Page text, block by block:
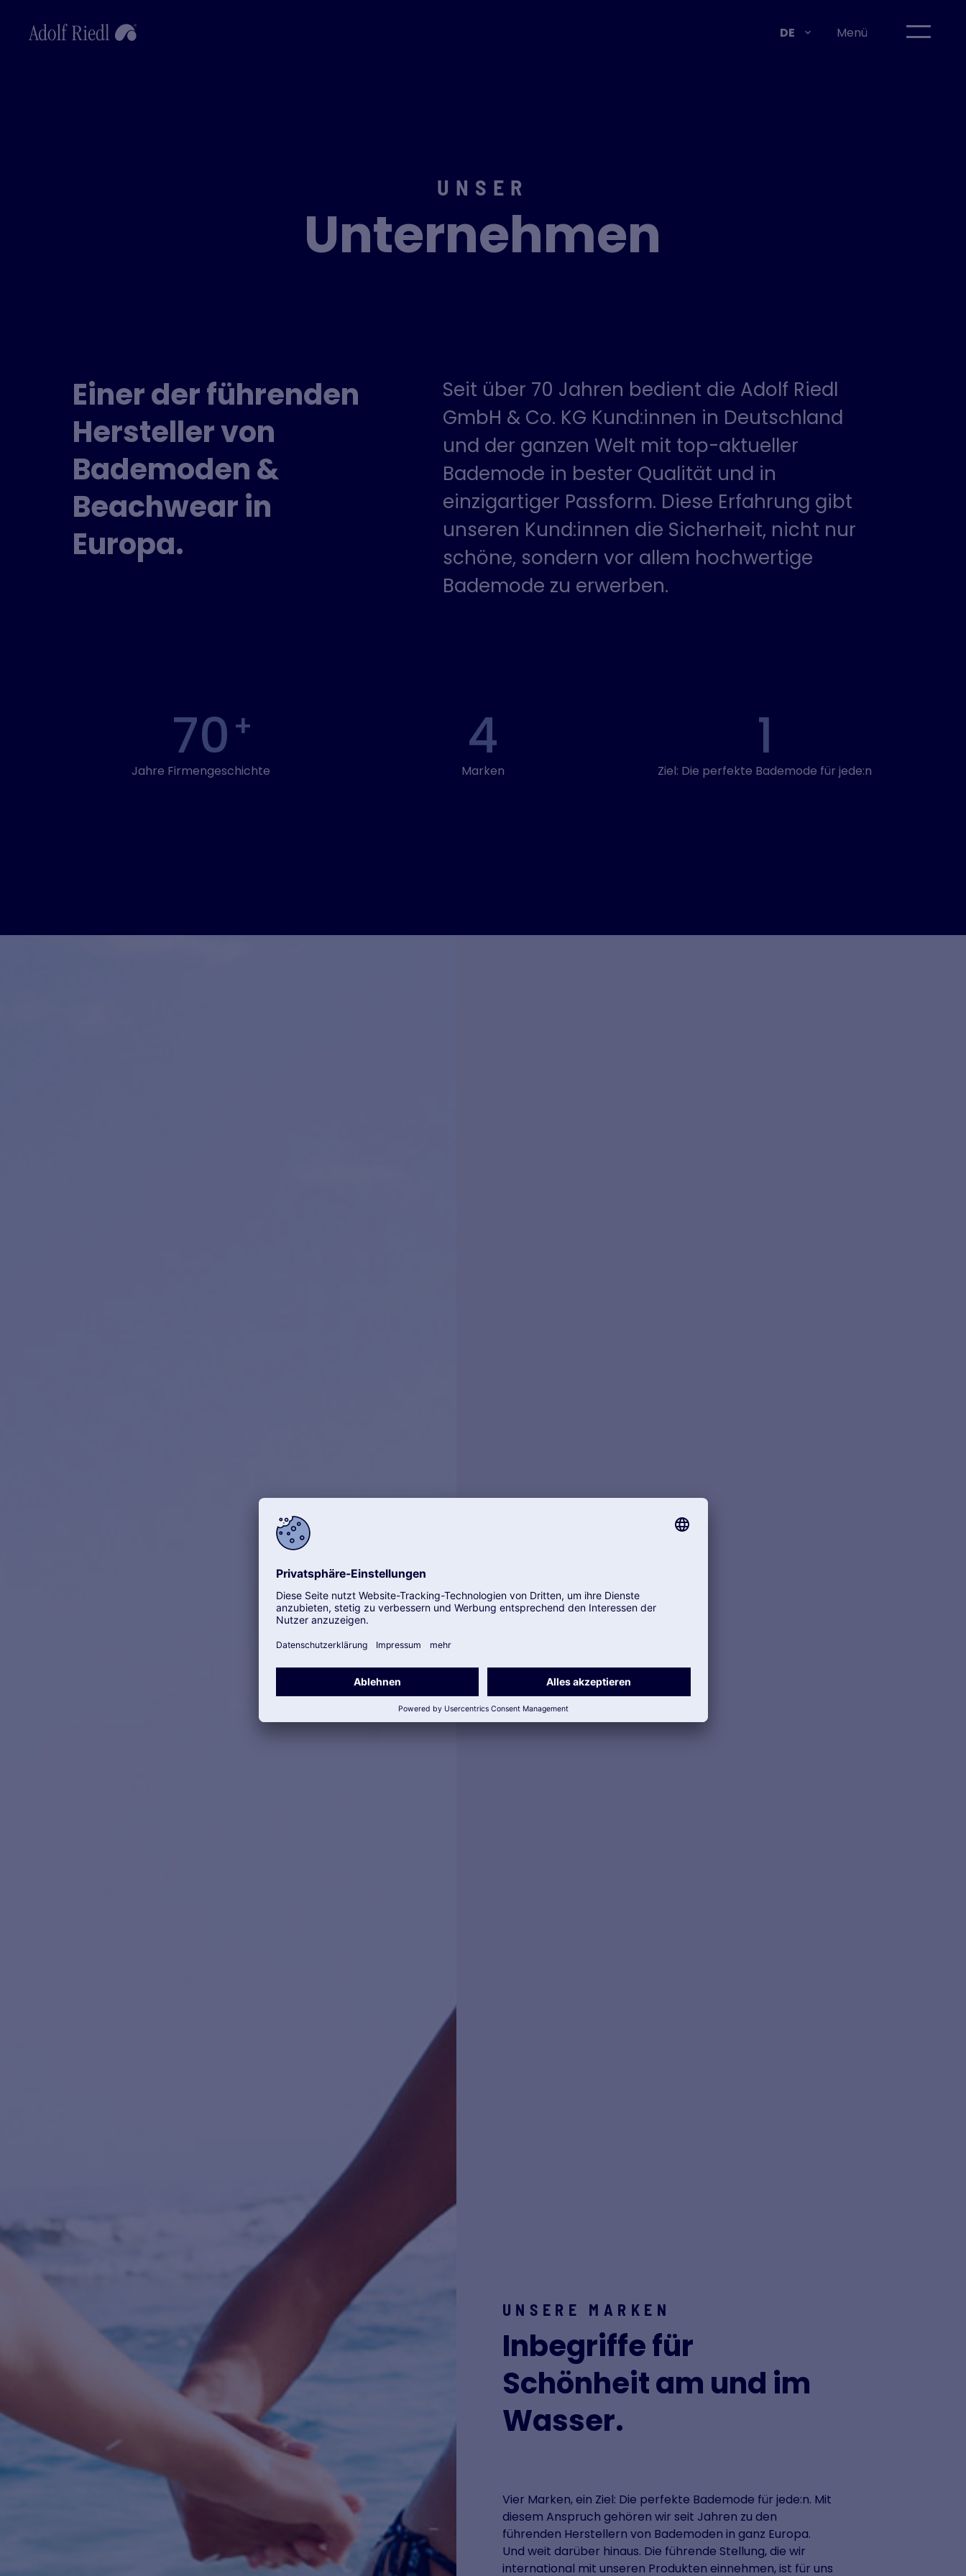
DE Menü
UNSER
Unternehmen
Einer der führenden
Hersteller von
Bademoden &
Beachwear in
Europa.
Seit über 70 Jahren bedient die Adolf Riedl
GmbH & Co. KG Kund:innen in Deutschland
und der ganzen Welt mit top-aktueller
Bademode in bester Qualität und in
einzigartiger Passform. Diese Erfahrung gibt
unseren Kund:innen die Sicherheit, nicht nur
schöne, sondern vor allem hochwertige
Bademode zu erwerben.
70
Jahre Firmengeschichte
4
Marken
1
Ziel: Die perfekte Bademode für jede:n
UNSERE MARKEN
Inbegriffe für
Schönheit am und im
Wasser.
Vier Marken, ein Ziel: Die perfekte Bademode für jede:n. Mit
diesem Anspruch gehören wir seit Jahren zu den
führenden Herstellern von Bademoden in ganz Europa.
Und weit darüber hinaus. Die führende Stellung, die wir
international mit unseren Produkten einnehmen, ist für uns